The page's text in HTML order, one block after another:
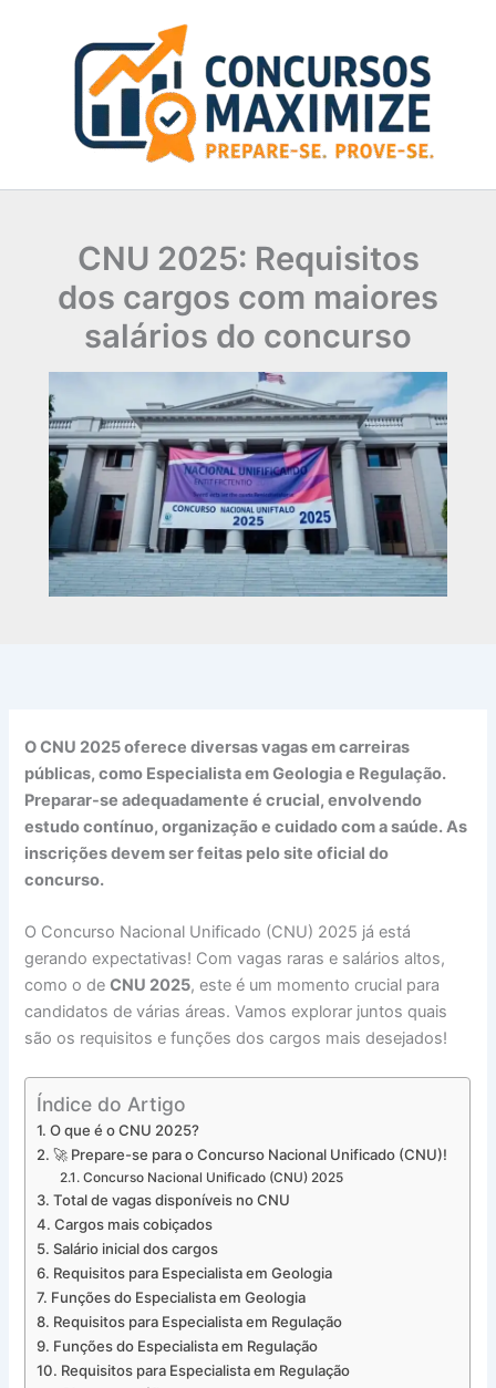
CNU 2025: Requisitos
dos cargos com maiores
salários do concurso
O CNU 2025 oferece diversas vagas em carreiras
públicas, como Especialista em Geologia e Regulação.
Preparar-se adequadamente é crucial, envolvendo
estudo contínuo, organização e cuidado com a saúde. As
inscrições devem ser feitas pelo site oficial do
concurso.
O Concurso Nacional Unificado (CNU) 2025 já está
gerando expectativas! Com vagas raras e salários altos,
como o deCNU 2025, este é um momento crucial para
candidatos de várias áreas. Vamos explorar juntos quais
são os requisitos e funções dos cargos mais desejados!
Índice do Artigo
O que é o CNU 2025?
🚀 Prepare-se para o Concurso Nacional Unificado (CNU)!
Concurso Nacional Unificado (CNU) 2025
Total de vagas disponíveis no CNU
Cargos mais cobiçados
Salário inicial dos cargos
Requisitos para Especialista em Geologia
Funções do Especialista em Geologia
Requisitos para Especialista em Regulação
Funções do Especialista em Regulação
Requisitos para Especialista em Regulação